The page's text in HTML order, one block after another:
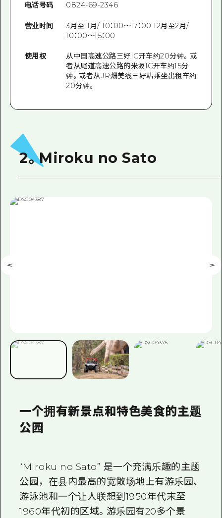
电话号码 0824-69-2346
营业时间
3月至11月/ 10：00〜17：00 12月至2月/
10：00〜15：00
使用权
从中国高速公路三好IC开车约20分钟。或
者从尾道高速公路的米坂IC开车约15分
钟。或者从JR畑美线三好站乘坐出租车约
20分钟。
2。Miroku no Sato
一个拥有新景点和特色美食的主题
公园
“Miroku no Sato” 是一个充满乐趣的主题
公园，在县内最高的宽敞场地上有游乐园、
游泳池和一个让人联想到1950年代末至
1960年代初的区域。游乐园有20多个景